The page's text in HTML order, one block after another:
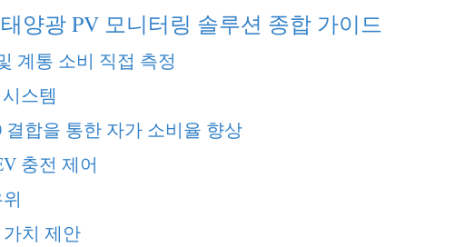
양광 PV 모니터링 솔루션 종합 가이드
계통 소비 직접 측정
스템
합을 통한 자가 소비율 향상
충전 제어
치 제안